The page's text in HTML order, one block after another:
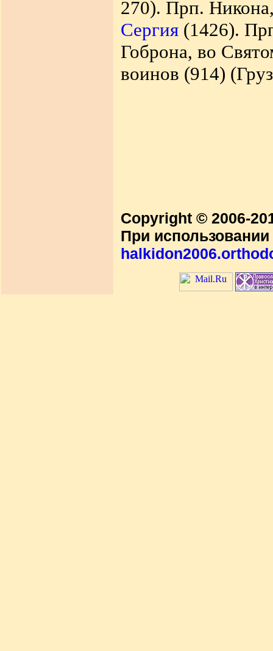
270). Прп.
Сергия (1426).
Гоброна, во
воинов (914)
Copyright © 2006-
При